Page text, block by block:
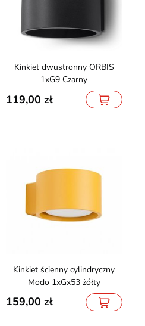
Kinkiet dwustronny ORBIS
1xG9 Czarny
119,00
Kinkiet ścienny cylindryczny
Modo 1xGx53 żółty
159,00